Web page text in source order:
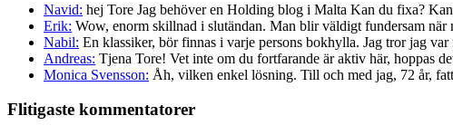
Navid: hej Tore Jag behöver en Holding blog i Malta Kan du fixa?
Erik: Wow, enorm skillnad i slutändan. Man blir väldigt fundersam när
Nabil: En klassiker, bör finnas i varje persons bokhylla. Jag tror jag
Andreas: Tjena Tore! Vet inte om du fortfarande är aktiv här, hoppas
Monica Svensson: Åh, vilken enkel lösning. Till och med jag, 72 år,
Flitigaste kommentatorer